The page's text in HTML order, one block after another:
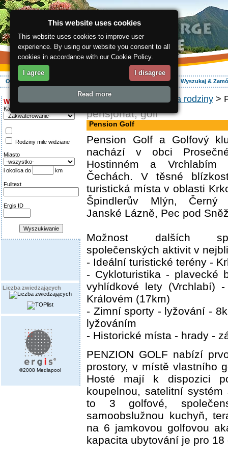
O regionie Aktywnie Zakwaterowanie Wyszukaj &
Wyszukiwanie:
Kategoria
Rodziny mile widziane
Miasto
i okolica do km
Fulltext
Ergis ID
Liczba zwiedzających
©2008 Mediapool
ergis.cz Dla rodziny >
pensjonat, golf
Pension Golf
Pension Golf a Golfový
nachází v obci
Hostinném a Vrchlabím
Čechách. V těsné
turistická místa v oblasti
Špindlerův Mlýn, Černý
Janské Lázně, Pec pod
Možnost dalších
společenských aktivit v
- Ideální turistické terény -
- Cykloturistika - plavecké
vyhlídkové lety (Vrchlabí)
Královém (17km)
- Zimní sporty - lyžování -
lyžováním
- Historické místa - hrady -
PENZION GOLF nabízí
prostory, v místě vlastního
Hosté mají k dispozici
koupelnou, satelitní
to 3 golfové,
samoobslužnou kuchyň,
na 6 jamkovou golfovou
kapacita ubytování je pro 18
This website uses cookies
This website uses cookies to improve user
experience. By using our website you consent to all
cookies in accordance with our Cookie Policy.
I agree I disagree
Read more